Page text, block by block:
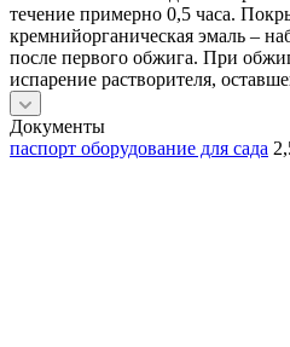
течение примерно 0,5 часа.
кремнийорганическая эмаль –
после первого обжига. При
испарение растворителя,
Документы
паспорт оборудование для сада